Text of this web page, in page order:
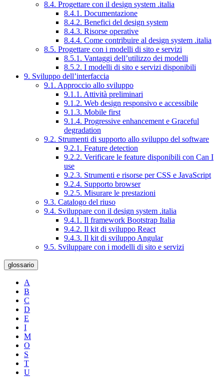
8.4. Progettare con il design system .italia
8.4.1. Documentazione
8.4.2. Benefici del design system
8.4.3. Risorse operative
8.4.4. Come contribuire al design system .italia
8.5. Progettare con i modelli di sito e servizi
8.5.1. Vantaggi dell’utilizzo dei modelli
8.5.2. I modelli di sito e servizi disponibili
9. Sviluppo dell’interfaccia
9.1. Approccio allo sviluppo
9.1.1. Attività preliminari
9.1.2. Web design responsivo e accessibile
9.1.3. Mobile first
9.1.4. Progressive enhancement e Graceful
degradation
9.2. Strumenti di supporto allo sviluppo del software
9.2.1. Feature detection
9.2.2. Verificare le feature disponibili con Can I
use
9.2.3. Strumenti e risorse per CSS e JavaScript
9.2.4. Supporto browser
9.2.5. Misurare le prestazioni
9.3. Catalogo del riuso
9.4. Sviluppare con il design system .italia
9.4.1. Il framework Bootstrap Italia
9.4.2. Il kit di sviluppo React
9.4.3. Il kit di sviluppo Angular
9.5. Sviluppare con i modelli di sito e servizi
glossario
A
B
C
D
E
I
M
O
S
T
U